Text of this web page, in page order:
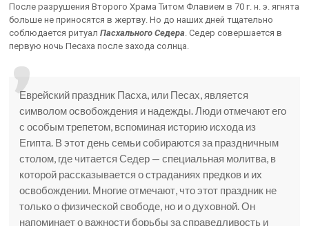
После разрушения Второго Храма Титом Флавием в 70 г. н. э. ягнята
больше не приносятся в жертву. Но до наших дней тщательно
соблюдается ритуалПасхального Седера . Седер совершается в
первую ночь Песаха после захода солнца.
Еврейский праздник Пасха, или Песах, является
символом освобождения и надежды. Люди отмечают его
с особым трепетом, вспоминая историю исхода из
Египта. В этот день семьи собираются за праздничным
столом, где читается Седер — специальная молитва, в
которой рассказывается о страданиях предков и их
освобождении. Многие отмечают, что этот праздник не
только о физической свободе, но и о духовной. Он
напоминает о важности борьбы за справедливость и